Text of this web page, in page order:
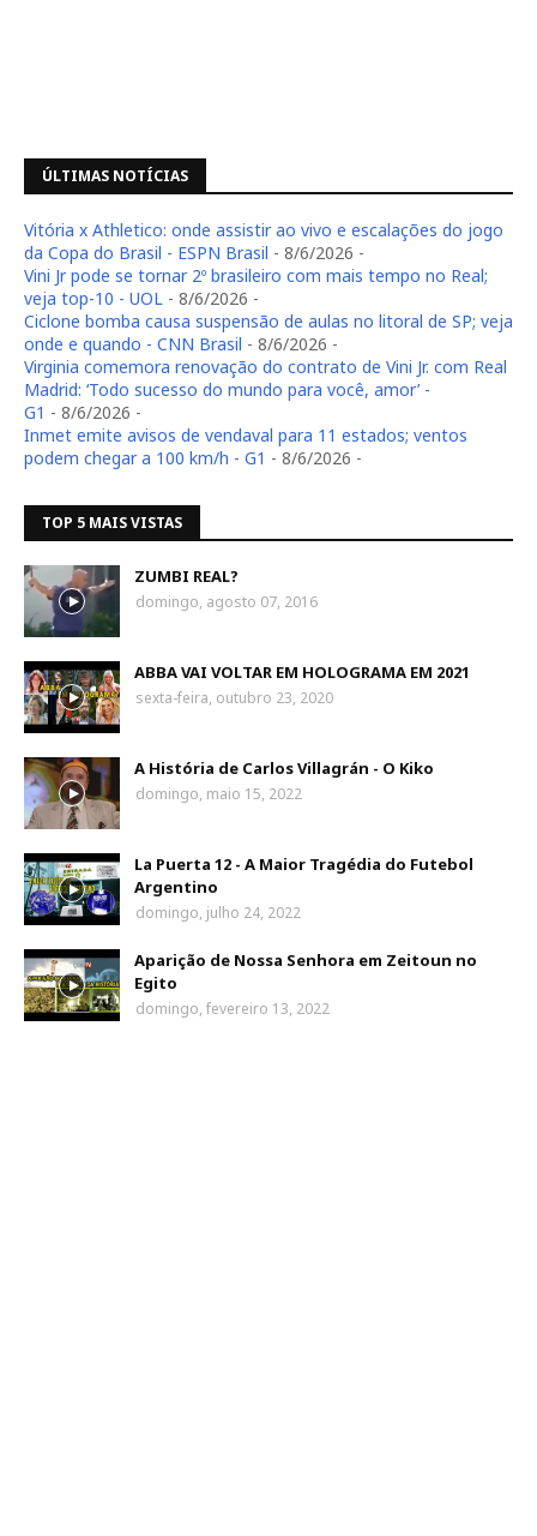
ÚLTIMAS NOTÍCIAS
Vitória x Athletico: onde assistir ao vivo e escalações do jogo
da Copa do Brasil - ESPN Brasil - 8/6/2026 -
Vini Jr pode se tornar 2º brasileiro com mais tempo no Real;
veja top-10 - UOL - 8/6/2026 -
Ciclone bomba causa suspensão de aulas no litoral de SP; veja
onde e quando - CNN Brasil - 8/6/2026 -
Virginia comemora renovação do contrato de Vini Jr. com Real
Madrid: ‘Todo sucesso do mundo para você, amor’ -
G1 - 8/6/2026 -
Inmet emite avisos de vendaval para 11 estados; ventos
podem chegar a 100 km/h - G1 - 8/6/2026 -
TOP 5 MAIS VISTAS
ZUMBI REAL?
domingo, agosto 07, 2016
ABBA VAI VOLTAR EM HOLOGRAMA EM 2021
sexta-feira, outubro 23, 2020
A História de Carlos Villagrán - O Kiko
domingo, maio 15, 2022
La Puerta 12 - A Maior Tragédia do Futebol
Argentino
domingo, julho 24, 2022
Aparição de Nossa Senhora em Zeitoun no
Egito
domingo, fevereiro 13, 2022